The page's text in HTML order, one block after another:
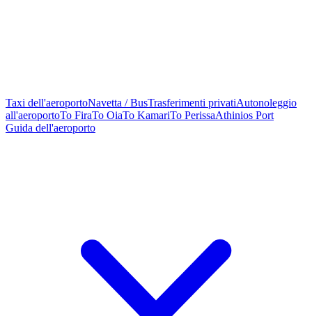
Taxi dell'aeroportoNavetta / BusTrasferimenti privatiAutonoleggio
all'aeroportoTo FiraTo OiaTo KamariTo PerissaAthinios Port
Guida dell'aeroporto